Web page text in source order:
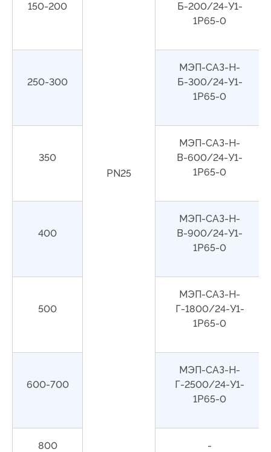
PN25
150-200
Б-200/24-У1-
1Р65-0
250-300
МЭП-САЗ-Н-
Б-300/24-У1-
1Р65-0
350
МЭП-САЗ-Н-
В-600/24-У1-
1Р65-0
400
МЭП-САЗ-Н-
В-900/24-У1-
1Р65-0
500
МЭП-САЗ-Н-
Г-1800/24-У1-
1Р65-0
600-700
МЭП-САЗ-Н-
Г-2500/24-У1-
1Р65-0
800 -